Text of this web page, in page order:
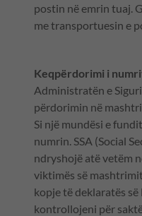
postin në emrin tuaj.
me transportuesin e
Keqpërdorimi i
Administratën e
përdorimin në
Si një mundësi e
numrin. SSA (Social
ndryshojë atë vetëm
viktimës së
kopje të deklaratës
kontrollojeni për